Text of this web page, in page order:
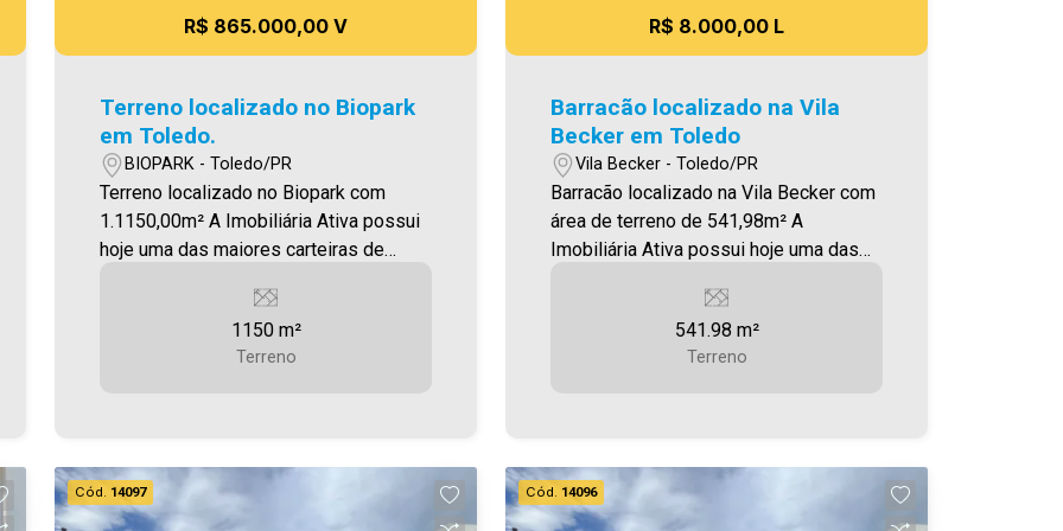
aqui prestadas são verdadeiras,
corrigir qualquer erro de digitação e/ou
ortografia, bem como alteração dos
preços e imagens. Fotos meramente
ilustrativas.
R$ 865.000,00 V
Terreno localizado no Biopark
em Toledo.
BIOPARK - Toledo/PR
Terreno localizado no Biopark com
1.1150,00m² A Imobiliária Ativa possui
hoje uma das maiores carteiras de
atuando com excelência tanto na
locação quanto na venda. Aproveite
essa oportunidade, agende uma visita!
direito de corrigir qualquer erro de
digitação e/ou ortografia, bem como
1150 m²
Terreno
R$ 8.000,00 L
Barracão localizado na Vila
Becker em Toledo
Vila Becker - Toledo/PR
Barracão localizado na Vila Becker com
área de terreno de 541,98m² A
Imobiliária Ativa possui hoje uma das
administrados da cidade, atuando com
excelência tanto na locação quanto na
todavia, reservamo-nos o direito de
corrigir qualquer erro de digitação e/ou
541.98 m²
Terreno
Cód. 14097 Cód. 14096